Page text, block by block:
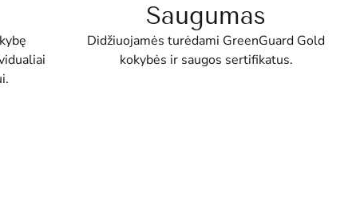
Saugumas
Didžiuojamės turėdami GreenGuard Gold
kokybės ir saugos sertifikatus.